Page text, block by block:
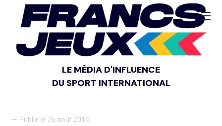
LE MÉDIA D'INFLUENCE
DU SPORT INTERNATIONAL
— Publié le 26 août 2019